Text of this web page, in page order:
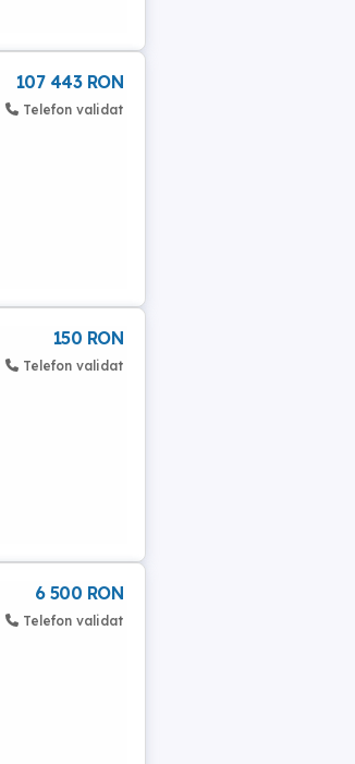
107 443 RON
Telefon validat
150 RON
Telefon validat
6 500 RON
Telefon validat